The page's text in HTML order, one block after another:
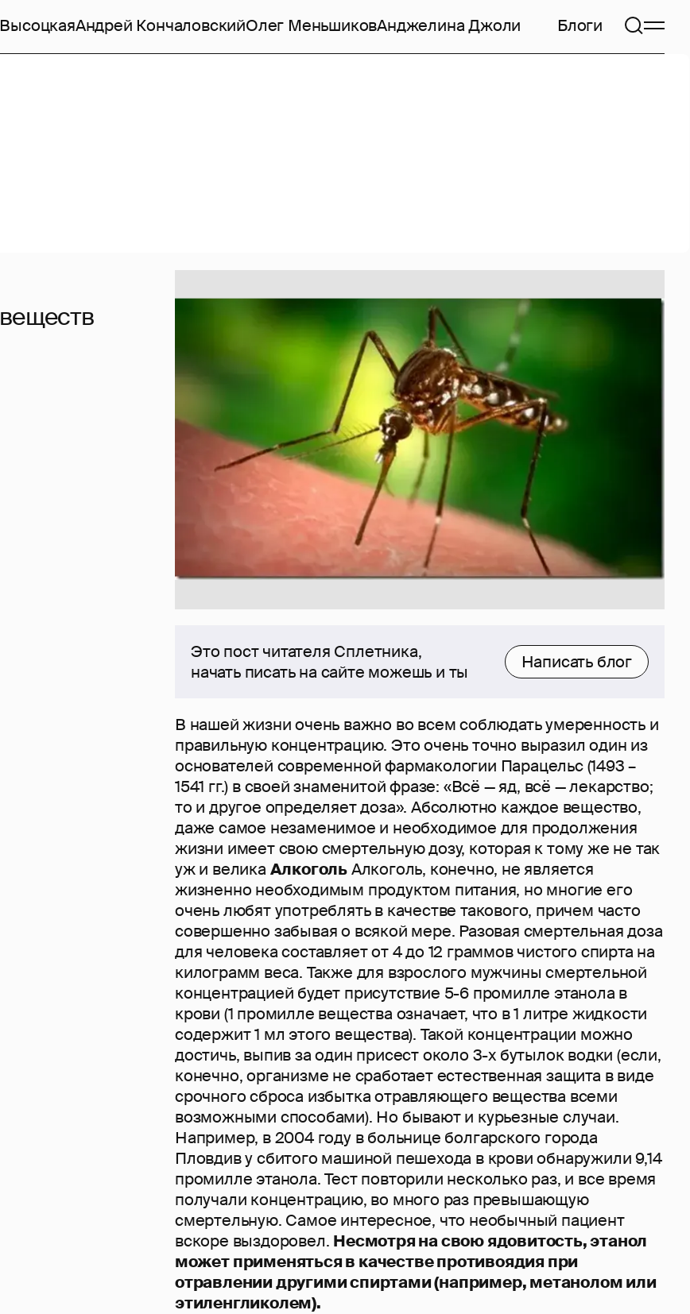
Андрей КончаловскийОлег МеньшиковАнджелина Джоли Блоги
Это пост читателя Сплетника,
начать писать на сайте можешь и ты
Написать блог
В нашей жизни очень важно во всем соблюдать умеренность и
правильную концентрацию. Это очень точно выразил один из
основателей современной фармакологии Парацельс (1493 –
1541 гг.) в своей знаменитой фразе: «Всё — яд, всё — лекарство;
то и другое определяет доза». Абсолютно каждое вещество,
даже самое незаменимое и необходимое для продолжения
жизни имеет свою смертельную дозу, которая к тому же не так
уж и велика АлкогольАлкоголь, конечно, не является
жизненно необходимым продуктом питания, но многие его
очень любят употреблять в качестве такового, причем часто
совершенно забывая о всякой мере. Разовая смертельная доза
для человека составляет от 4 до 12 граммов чистого спирта на
килограмм веса. Также для взрослого мужчины смертельной
концентрацией будет присутствие 5-6 промилле этанола в
крови (1 промилле вещества означает, что в 1 литре жидкости
содержит 1 мл этого вещества). Такой концентрации можно
достичь, выпив за один присест около 3-х бутылок водки (если,
конечно, организме не сработает естественная защита в виде
срочного сброса избытка отравляющего вещества всеми
возможными способами). Но бывают и курьезные случаи.
Например, в 2004 году в больнице болгарского города
Пловдив у сбитого машиной пешехода в крови обнаружили 9,14
промилле этанола. Тест повторили несколько раз, и все время
получали концентрацию, во много раз превышающую
смертельную. Самое интересное, что необычный пациент
вскоре выздоровел. Несмотря на свою ядовитость, этанол
может применяться в качестве противоядия при
отравлении другими спиртами (например, метанолом или
этиленгликолем).